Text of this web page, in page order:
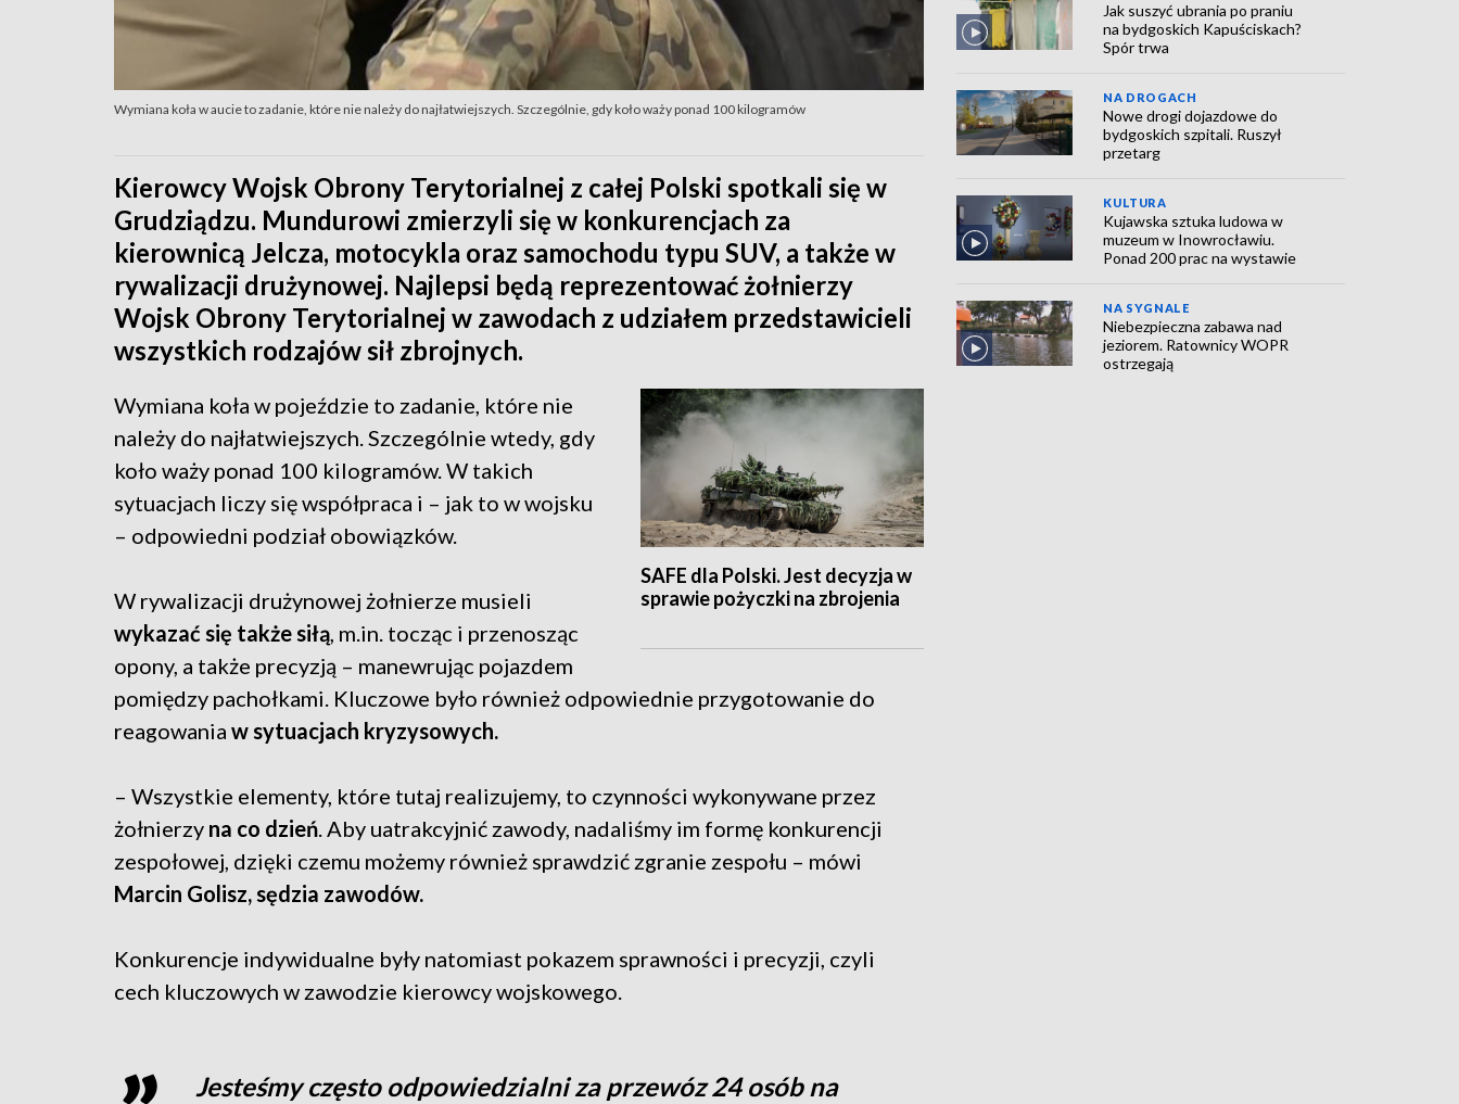
Wymiana koła w aucie to zadanie, które nie należy do najłatwiejszych. Szczególnie, gdy koło waży ponad 100 kilogramów
Kierowcy Wojsk Obrony Terytorialnej z całej Polski spotkali się w
Grudziądzu. Mundurowi zmierzyli się w konkurencjach za
kierownicą Jelcza, motocykla oraz samochodu typu SUV, a także w
rywalizacji drużynowej. Najlepsi będą reprezentować żołnierzy
Wojsk Obrony Terytorialnej w zawodach z udziałem przedstawicieli
wszystkich rodzajów sił zbrojnych.
SAFE dla Polski. Jest decyzja w
sprawie pożyczki na zbrojenia
Wymiana koła w pojeździe to zadanie, które nie
należy do najłatwiejszych. Szczególnie wtedy, gdy
koło waży ponad 100 kilogramów. W takich
sytuacjach liczy się współpraca i – jak to w wojsku
– odpowiedni podział obowiązków.
W rywalizacji drużynowej żołnierze musieli
wykazać się także siłą , m.in. tocząc i przenosząc
opony, a także precyzją – manewrując pojazdem
pomiędzy pachołkami. Kluczowe było również odpowiednie przygotowanie do
reagowania w sytuacjach kryzysowych.
– Wszystkie elementy, które tutaj realizujemy, to czynności wykonywane przez
żołnierzy na co dzień . Aby uatrakcyjnić zawody, nadaliśmy im formę konkurencji
zespołowej, dzięki czemu możemy również sprawdzić zgranie zespołu – mówi
Marcin Golisz, sędzia zawodów.
Konkurencje indywidualne były natomiast pokazem sprawności i precyzji, czyli
cech kluczowych w zawodzie kierowcy wojskowego.
Jesteśmy często odpowiedzialni za przewóz 24 osób na
Jak suszyć ubrania po praniu
na bydgoskich Kapuściskach?
Spór trwa
NA DROGACH
Nowe drogi dojazdowe do
bydgoskich szpitali. Ruszył
przetarg
KULTURA
Kujawska sztuka ludowa w
muzeum w Inowrocławiu.
Ponad 200 prac na wystawie
NA SYGNALE
Niebezpieczna zabawa nad
jeziorem. Ratownicy WOPR
ostrzegają